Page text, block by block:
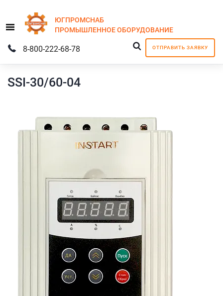
Menu
ЮГПРОМСНАБ
ПРОМЫШЛЕННОЕОБОРУДОВАНИЕ
ОТПРАВИТЬ ЗАЯВКУ
8-800-222-68-78
SSI-30/60-04